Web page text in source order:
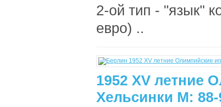
2-ой тип - "язык"
евро) ..
1952 XV летние
Хельсинки М: 88-